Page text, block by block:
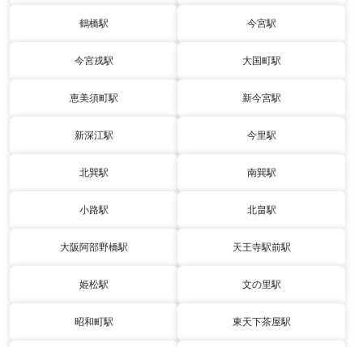
鶴橋駅 今宮駅
今宮戎駅 大国町駅
恵美須町駅 新今宮駅
新深江駅 今里駅
北巽駅 南巽駅
小路駅 北畠駅
大阪阿部野橋駅 天王寺駅前駅
姫松駅 文の里駅
昭和町駅 東天下茶屋駅